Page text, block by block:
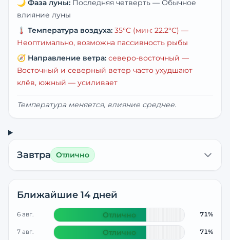
🌙 Фаза луны: Последняя четверть — Обычное
влияние луны
🌡️ Температура воздуха: 35°C (мин: 22.2°C) —
Неоптимально, возможна пассивность рыбы
🧭 Направление ветра: северо-восточный —
Восточный и северный ветер часто ухудшают
клёв, южный — усиливает
Температура меняется, влияние среднее.
Завтра Отлично
Ближайшие 14 дней
6 авг. Отлично 71%
7 авг. Отлично 71%